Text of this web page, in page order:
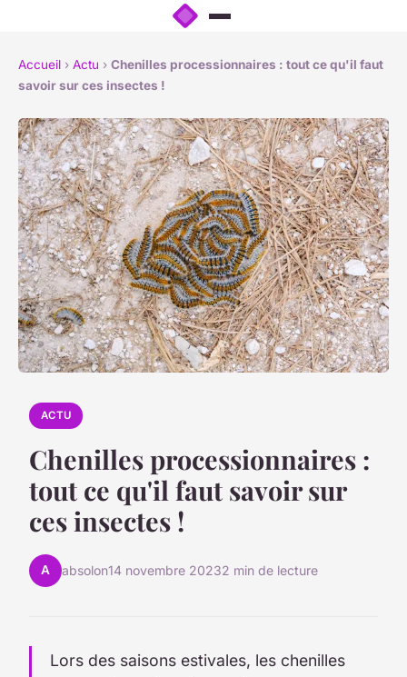
Accueil › Actu › Chenilles processionnaires : tout ce qu'il faut
savoir sur ces insectes !
ACTU
Chenilles processionnaires :
tout ce qu'il faut savoir sur
ces insectes !
A absolon14 novembre 20232 min de lecture
Lors des saisons estivales, les chenilles